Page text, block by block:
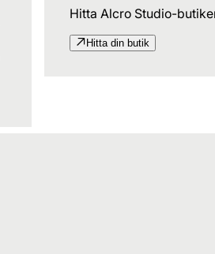
Hitta Alcro Studio-
Hitta din butik